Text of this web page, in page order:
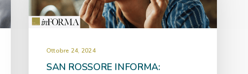
Ottobre 24, 2024
SAN ROSSORE INFORMA: